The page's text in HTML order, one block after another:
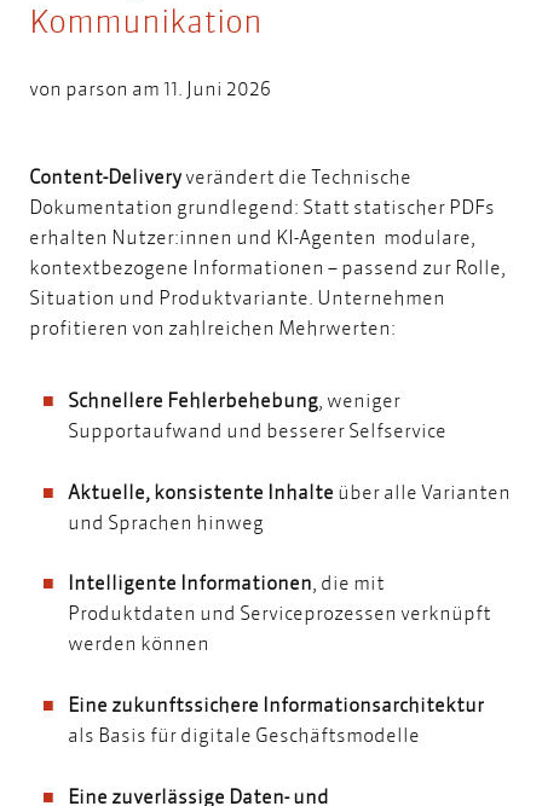
Kommunikation
von parson am 11. Juni 2026
Content-Deliveryverändert die Technische
Dokumentation grundlegend: Statt statischer PDFs
erhalten Nutzer:innen und KI-Agenten modulare,
kontextbezogene Informationen – passend zur Rolle,
Situation und Produktvariante. Unternehmen
profitieren von zahlreichen Mehrwerten:
Schnellere Fehlerbehebung, weniger
Supportaufwand und besserer Selfservice
Aktuelle, konsistente Inhalte über alle Varianten
und Sprachen hinweg
Intelligente Informationen, die mit
Produktdaten und Serviceprozessen verknüpft
werden können
Eine zukunftssichere Informationsarchitektur
als Basis für digitale Geschäftsmodelle
Eine zuverlässige Daten- und